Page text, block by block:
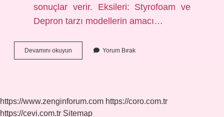
sonuçlar verir. Eksileri: Styrofoam ve
Depron tarzı modellerin amacı…
Devamını okuyun
Kartona
Yorum Bırak
https://www.zenginforum.com https://coro.com.tr
https://cevi.com.tr Sitemap